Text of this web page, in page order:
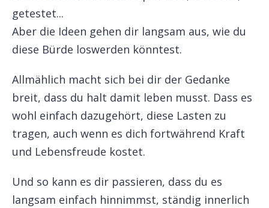
getestet...
Aber die Ideen gehen dir langsam aus, wie du
diese Bürde loswerden könntest.
Allmählich macht sich bei dir der Gedanke
breit, dass du halt damit leben musst. Dass es
wohl einfach dazugehört, diese Lasten zu
tragen, auch wenn es dich fortwährend Kraft
und Lebensfreude kostet.
Und so kann es dir passieren, dass du es
langsam einfach hinnimmst, ständig innerlich